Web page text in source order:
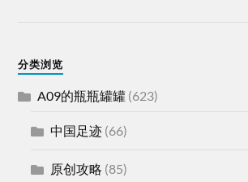
分类浏览
A09的瓶瓶罐罐 (623)
中国足迹 (66)
原创攻略 (85)